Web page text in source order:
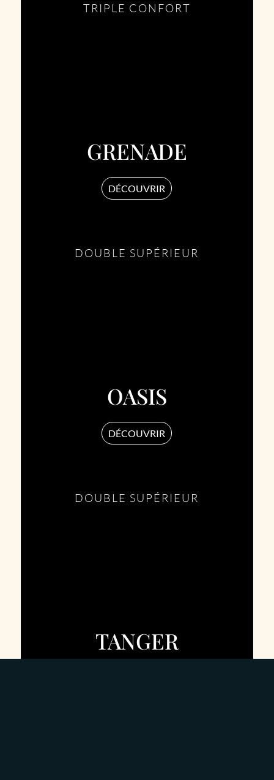
TRIPLE CONFORT
GRENADE
DÉCOUVRIR
DOUBLE SUPÉRIEUR
OASIS
DÉCOUVRIR
DOUBLE SUPÉRIEUR
TANGER